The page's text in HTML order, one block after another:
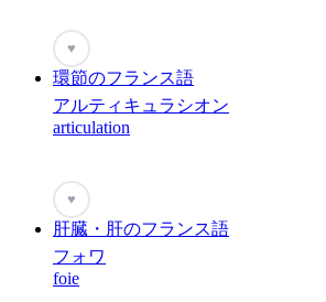
♥
環節のフランス語
アルティキュラシオン
articulation
♥
肝臓・肝のフランス語
フォワ
foie